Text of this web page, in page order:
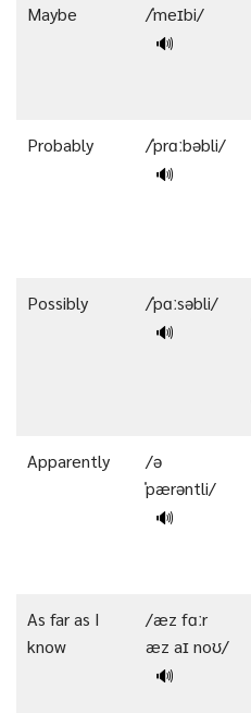
Maybe
/ˈmeɪbi/
🔊
Probably
/ˈprɑːbəbli/
🔊
Possibly
/ˈpɑːsəbli/
🔊
Apparently
/ə
ˈpærəntli/
🔊
As far as I
know
/æz fɑːr
æz aɪ noʊ/
🔊